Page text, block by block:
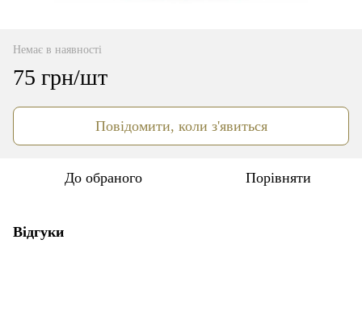
Немає в наявності
75 грн/шт
Повідомити, коли з'явиться
До обраного Порівняти
Відгуки